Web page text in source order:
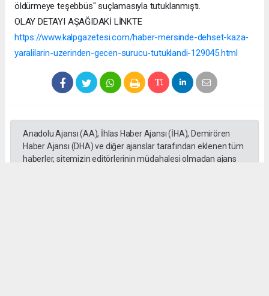
öldürmeye teşebbüs" suçlamasıyla tutuklanmıştı.
OLAY DETAYI AŞAĞIDAKİ LİNKTE
https://www.kalpgazetesi.com/haber-mersinde-dehset-kaza-
yaralilarin-uzerinden-gecen-surucu-tutuklandi-129045.html
Anadolu Ajansı (AA), İhlas Haber Ajansı (İHA), Demirören
Haber Ajansı (DHA) ve diğer ajanslar tarafından eklenen tüm
haberler, sitemizin editörlerinin müdahalesi olmadan ajans